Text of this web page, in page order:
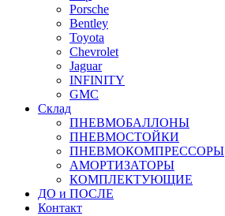
Porsche
Bentley
Toyota
Chevrolet
Jaguar
INFINITY
GMC
Склад
ПНЕВМОБАЛЛОНЫ
ПНЕВМОСТОЙКИ
ПНЕВМОКОМПРЕССОРЫ
АМОРТИЗАТОРЫ
КОМПЛЕКТУЮЩИЕ
ДО и ПОСЛЕ
Контакт